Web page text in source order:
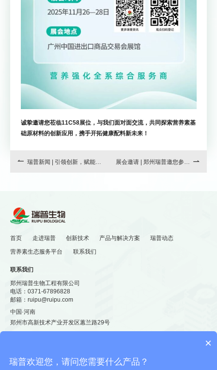
诚挚邀请您莅临11C58展位，与我们面对面交流，共同探索营养素基
础原材料的创新应用，携手开拓健康配料新未来！
 瑞普新闻 | 引领创新，赋能营
展会邀请 | 郑州瑞普邀您参加 
首页 走进瑞普 创新技术 产品与解决方案
瑞普动态
营养素生态服务平台
联系我们
联系我们
郑州瑞普生物工程有限公司
电话：0371-67896828
邮箱：ruipu@ruipu.com
中国·河南
郑州市高新技术产业开发区蕙兰路29号
×
瑞普欢迎您，请问您需要什么产品？